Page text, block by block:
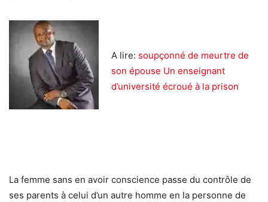
A lire: soupçonné de meurtre de
son épouse Un enseignant
d’université écroué à la prison
La femme sans en avoir conscience passe du contrôle de
ses parents à celui d’un autre homme en la personne de